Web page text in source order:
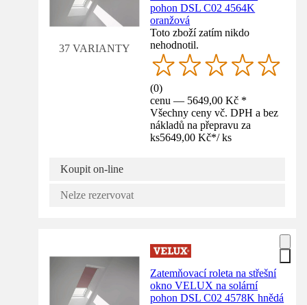
37 VARIANTY
pohon DSL C02 4564K
oranžová
Toto zboží zatím nikdo
nehodnotil.
(0)
cenu — 5649,00 Kč *
Všechny ceny vč. DPH a bez
nákladů na přepravu za
ks5649,00 Kč*/ ks
Koupit on-line
Nelze rezervovat
Zatemňovací roleta na střešní
okno VELUX na solární
pohon DSL C02 4578K hnědá